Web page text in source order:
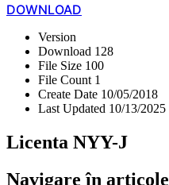
DOWNLOAD
Version
Download 128
File Size 100
File Count 1
Create Date 10/05/2018
Last Updated 10/13/2025
Licenta NYY-J
Navigare în articole